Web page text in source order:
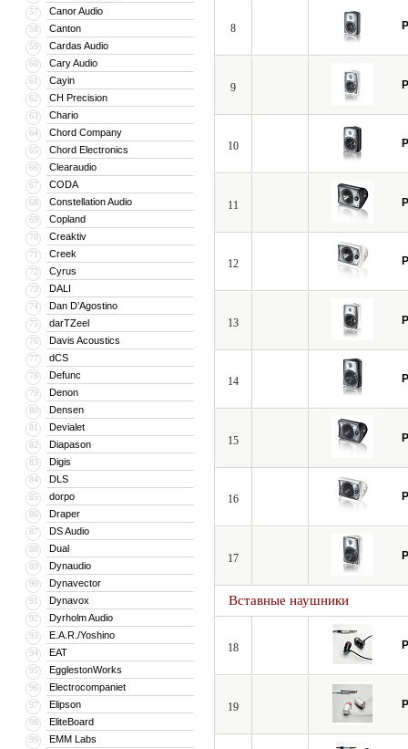
57 Canor Audio
58 Canton
59 Cardas Audio
60 Cary Audio
61 Cayin
62 CH Precision
63 Chario
64 Chord Company
65 Chord Electronics
66 Clearaudio
67 CODA
68 Constellation Audio
69 Copland
70 Creaktiv
71 Creek
72 Cyrus
73 DALI
74 Dan D’Agostino
75 darTZeel
76 Davis Acoustics
77 dCS
78 Defunc
79 Denon
80 Densen
81 Devialet
82 Diapason
83 Digis
84 DLS
85 dorpo
86 Draper
87 DS Audio
88 Dual
89 Dynaudio
90 Dynavector
91 Dynavox
92 Dyrholm Audio
93 E.A.R./Yoshino
94 EAT
95 EgglestonWorks
96 Electrocompaniet
97 Elipson
98 EliteBoard
99 EMM Labs
8
9
10
11
12
13
14
15
16
17
Вставные наушники
18
19